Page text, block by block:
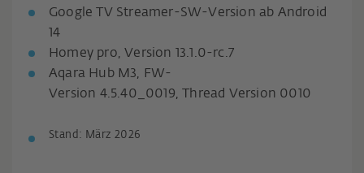
Google TV Streamer-SW-Version ab Android
14
Homey pro, Version 13.1.0-rc.7
Aqara Hub M3, FW-
Version 4.5.40_0019, Thread Version 0010
Stand: März 2026